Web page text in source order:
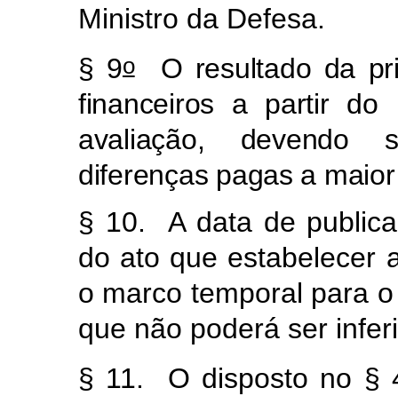
Ministro da Defesa.
§ 9oO resultado da
financeiros a partir do
avaliação, devendo
diferenças pagas a
§ 10. A data de
do ato que estabelecer
o marco temporal para
que não poderá ser
§ 11. O disposto no §